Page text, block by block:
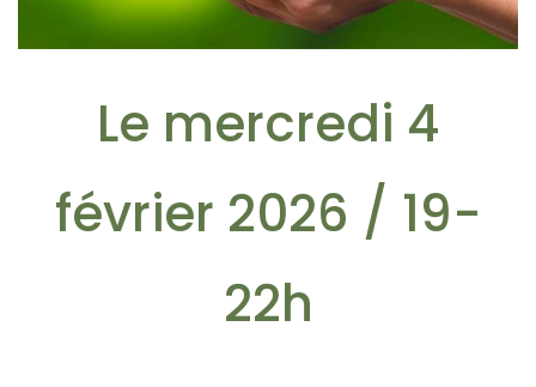
Le mercredi 4
février 2026 / 19-
22h